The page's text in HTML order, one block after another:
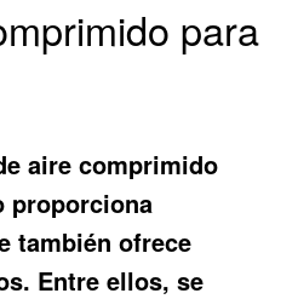
para
aire comprimido
proporciona
también ofrece
Entre ellos, se